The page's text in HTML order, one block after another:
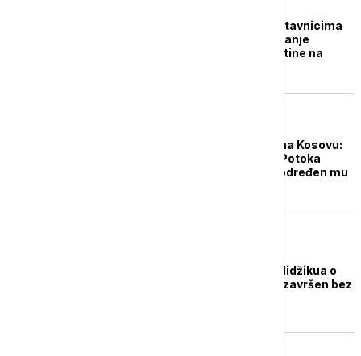
Petković: Pozivi predstavnicima
Srpske liste za saslušanje
nastavak pritiska Prištine na
Novi pritisak na Srbe na Kosovu:
Muškarac iz Zubinog Potoka
priveden na Brnjaku, određen mu
Sastanak Kurtija i Abdidžikua o
formiranju institucija završen bez